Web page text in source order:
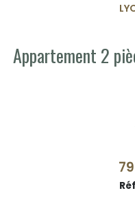
Appartement 2 pièce(s) 1 chambre(s) 39.88
Réf